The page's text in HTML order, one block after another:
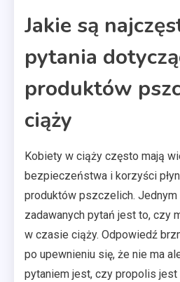
Jakie są
pytania
produktów
ciąży
Kobiety w ciąży często mają
bezpieczeństwa i korzyści
produktów pszczelich. Jednym
zadawanych pytań jest to, czy
w czasie ciąży. Odpowiedź
po upewnieniu się, że nie ma
pytaniem jest, czy propolis